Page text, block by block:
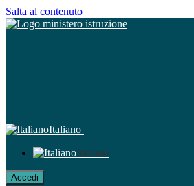
Salta al contenuto
Italiano
Italiano
Accedi